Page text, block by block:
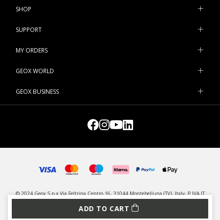
ADD TO CART
SHOP
SUPPORT
MY ORDERS
GEOX WORLD
GEOX BUSINESS
© 2024 Geox S.p.a Via Feltrina Centro 16, 31044 Montebelluna (TV), Italy, P.IVA IT
03348440268 - All rights reserved